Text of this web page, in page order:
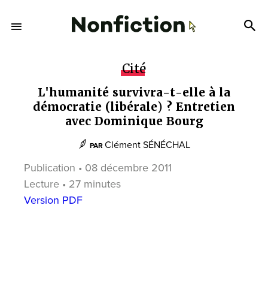
Cité
L'humanité survivra-t-elle à la
démocratie (libérale) ? Entretien
avec Dominique Bourg
PAR Clément SÉNÉCHAL
Publication • 08 décembre 2011
Lecture • 27 minutes
Version PDF